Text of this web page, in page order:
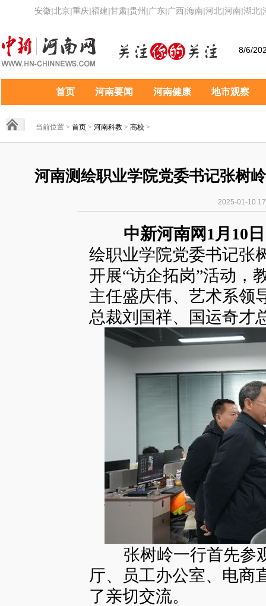
安徽|北京|重庆|福建|甘肃|贵州 |广东|广西|海南|河北|河南|湖北|
8/6/
首页 河南要闻 河南健康 地市观察
当前位置 > 首页 > 河南科教 > 高校 >
河南测绘职业学院党委书记张树
2025-01-10
中新河南网1月10 日
绘职业学院党委书记张
开展“访企拓岗”活动，
主任盛庆伟、艺术系领
总裁刘国祥、国运奇才
张树岭一行首先参观
厅、员工办公室、电商
了亲切交流。